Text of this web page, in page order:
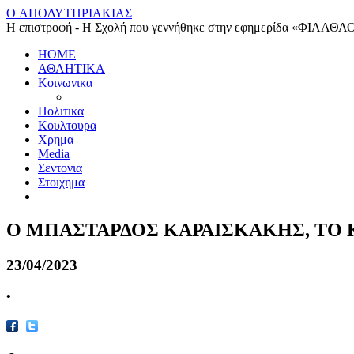
O ΑΠΟΔΥΤΗΡΙΑΚΙΑΣ
Η επιστροφή - Η Σχολή που γεννήθηκε στην εφημερίδα
HOME
ΑΘΛΗΤΙΚΑ
Κοινωνικα
Πολιτικα
Κουλτουρα
Χρημα
Media
Σεντονια
Στοιχημα
Ο ΜΠΑΣΤΑΡΔΟΣ ΚΑΡΑΙΣΚΑΚΗΣ, ΤΟ
23/04/2023
•